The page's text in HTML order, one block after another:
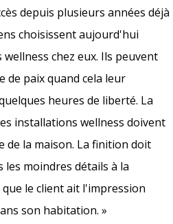
depuis plusieurs années déjà
choisissent aujourd'hui
chez eux. Ils peuvent
de paix quand cela leur
heures de liberté. La
installations wellness doivent
de la maison. La finition doit
moindres détails à la
le client ait l'impression
son habitation. »